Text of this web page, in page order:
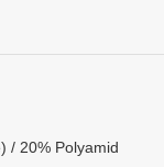
/ 20% Polyamid